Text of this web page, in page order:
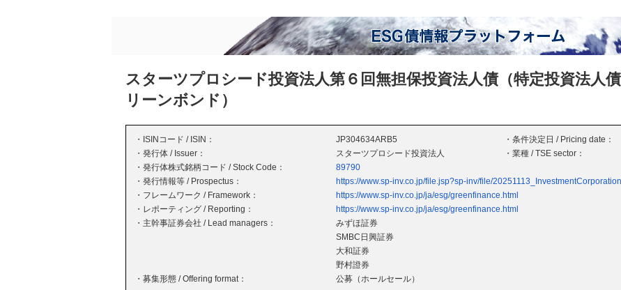
スターツプロシード投資法人第６回無担保投資法人債（特定投資法人
リーンボンド）
・ISINコード / ISIN： JP304634ARB5 ・条件決定日 / Pricing date：
・発行体 / Issuer：
スターツプロシード投資法人 ・業種 / TSE sector：
・発行体株式銘柄コード / Stock Code：
89790
・発行情報等 / Prospectus：
https://www.sp-inv.co.jp/file.jsp?sp-inv/file/
・フレームワーク / Framework：
https://www.sp-inv.co.jp/ja/esg/greenfinance.html
・レポーティング / Reporting：
https://www.sp-inv.co.jp/ja/esg/greenfinance.html
・主幹事証券会社 / Lead managers：
みずほ証券
SMBC日興証券
大和証券
野村證券
・募集形態 / Offering format：
公募（ホールセール）